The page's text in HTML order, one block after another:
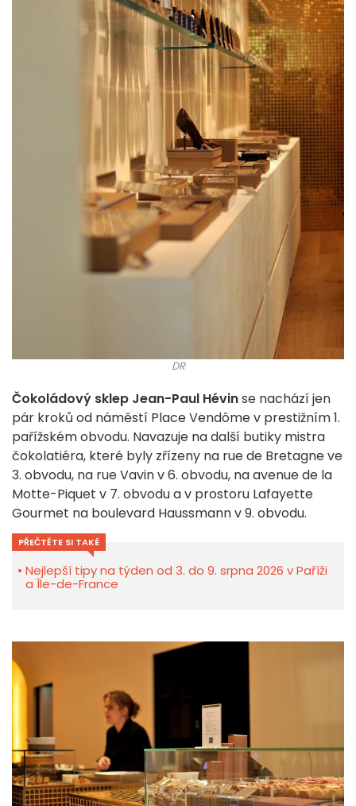
DR
Čokoládový sklep Jean-Paul Hévinse nachází jen
pár kroků od náměstí Place Vendôme v prestižním 1.
pařížském obvodu. Navazuje na další butiky mistra
čokolatiéra, které byly zřízeny na rue de Bretagne ve
3. obvodu, na rue Vavin v 6. obvodu, na avenue de la
Motte-Piquet v 7. obvodu a v prostoru Lafayette
Gourmet na boulevard Haussmann v 9. obvodu.
PŘEČTĚTE SI TAKÉ
Nejlepší tipy na týden od 3. do 9. srpna 2026 v Paříži
a Île-de-France